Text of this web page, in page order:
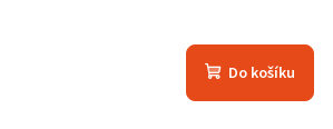
hodnocení
produktu
Do košíku